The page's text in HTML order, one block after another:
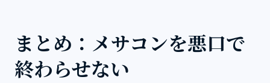
まとめ：メサコンを悪口で
終わらせない